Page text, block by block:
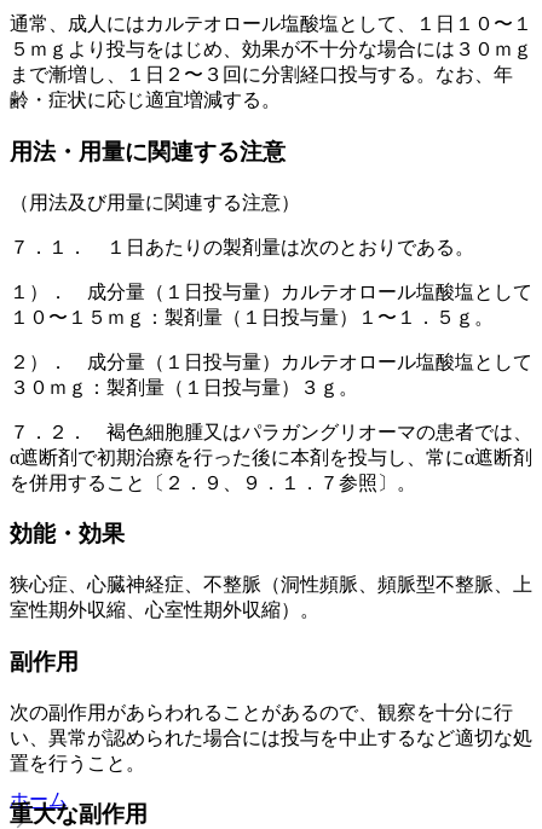
通常、成人にはカルテオロール塩酸塩として、１日１０〜１
５ｍｇより投与をはじめ、効果が不十分な場合には３０ｍｇ
まで漸増し、１日２〜３回に分割経口投与する。なお、年
齢・症状に応じ適宜増減する。
用法・用量に関連する注意
（用法及び用量に関連する注意）
７．１． １日あたりの製剤量は次のとおりである。
１）． 成分量（１日投与量）カルテオロール塩酸塩として
１０〜１５ｍｇ：製剤量（１日投与量）１〜１．５ｇ。
２）． 成分量（１日投与量）カルテオロール塩酸塩として
３０ｍｇ：製剤量（１日投与量）３ｇ。
７．２． 褐色細胞腫又はパラガングリオーマの患者では、
α遮断剤で初期治療を行った後に本剤を投与し、常にα遮断剤
を併用すること〔２．９、９．１．７参照〕。
効能・効果
狭心症、心臓神経症、不整脈（洞性頻脈、頻脈型不整脈、上
室性期外収縮、心室性期外収縮）。
副作用
次の副作用があらわれることがあるので、観察を十分に行
い、異常が認められた場合には投与を中止するなど適切な処
置を行うこと。
重大な副作用
ホーム